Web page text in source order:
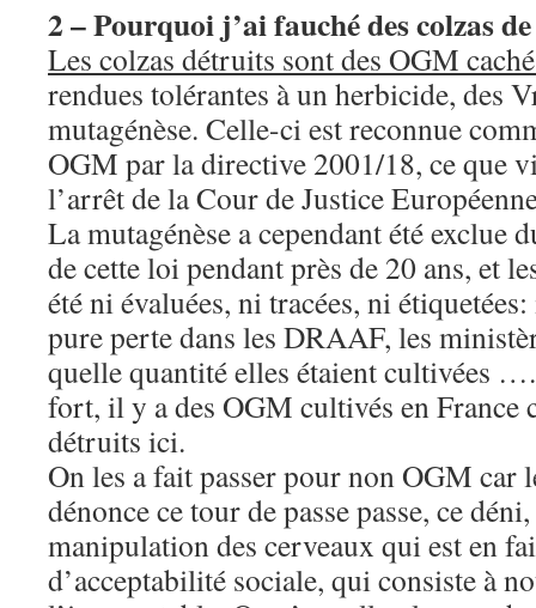
2 – Pourquoi j’ai fauché des colzas
Les colzas détruits sont des OGM
rendues tolérantes à un herbicide, des
mutagénèse. Celle-ci est reconnue
OGM par la directive 2001/18, ce que
l’arrêt de la Cour de Justice
La mutagénèse a cependant été exclue
de cette loi pendant près de 20 ans, et
été ni évaluées, ni tracées, ni
pure perte dans les DRAAF, les
quelle quantité elles étaient cultivées
fort, il y a des OGM cultivés en France
détruits ici.
On les a fait passer pour non OGM car
dénonce ce tour de passe passe, ce
manipulation des cerveaux qui est en
d’acceptabilité sociale, qui consiste à